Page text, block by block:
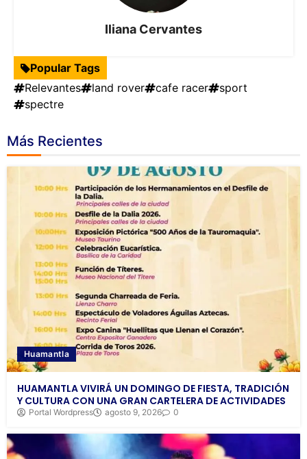
Iliana Cervantes
Popular Tags
Relevantes
land rover cafe racer
sport
spectre
Más Recientes
Huamantla
HUAMANTLA VIVIRÁ UN DOMINGO DE FIESTA, TRADICIÓN
Y CULTURA CON UNA GRAN CARTELERA DE ACTIVIDADES
Portal Wordpress agosto 9, 2026 0